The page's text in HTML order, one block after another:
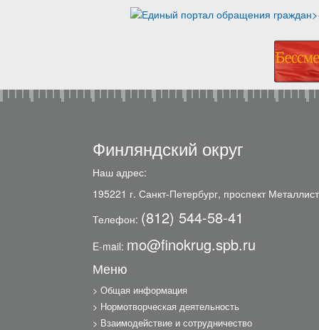
Финляндский округ
Наш адрес:
195221 г. Санкт-Петербург, проспект
Телефон: (812) 544-58-41
E-mail: mo@finokrug.spb.ru
Меню
Общая информация
Нормотворческая деятельность
Взаимодействие и сотрудничество